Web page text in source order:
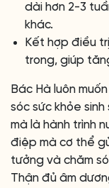
dài hơn 2-3
khác.
Kết hợp điều
trong, giúp
Bác Hà luôn
sóc sức khỏe
mà là hành trình
điệp mà cơ thể
tưởng và chăm
Thận đủ âm